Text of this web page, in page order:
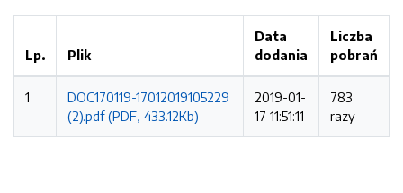
Lp. Plik
Data
dodania
Liczba
pobrań
1
DOC170119-17012019105229
(2).pdf (PDF, 433.12Kb)
2019-01-
17 11:51:11
783
razy